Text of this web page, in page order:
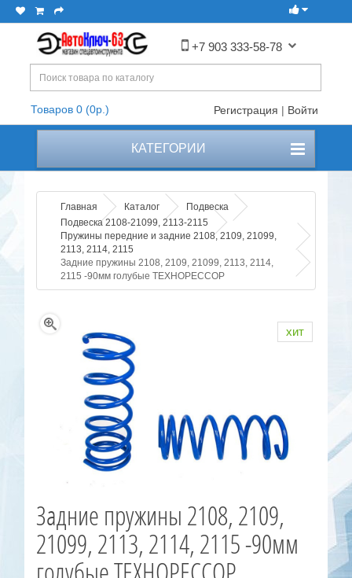
+7 903 333-58-78
Товаров 0 (0р.) Регистрация | Войти
КАТЕГОРИИ
Главная Каталог
Подвеска
Подвеска 2108-21099, 2113-2115
Пружины передние и задние 2108, 2109, 21099,
2113, 2114, 2115
Задние пружины 2108, 2109, 21099, 2113, 2114,
2115 -90мм голубые ТЕХНОРЕССОР
хит
Задние пружины 2108, 2109,
21099, 2113, 2114, 2115 -90мм